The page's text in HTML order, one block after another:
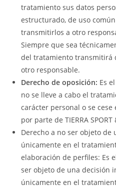
tratamiento sus datos
estructurado, de uso
transmitirlos a otro
Siempre que sea
del tratamiento transmitirá
otro responsable.
Derecho de oposición: Es
no se lleve a cabo el
carácter personal o se
por parte de TIERRA SPORT
Derecho a no ser objeto de
únicamente en el
elaboración de perfiles: Es
ser objeto de una decisión
únicamente en el